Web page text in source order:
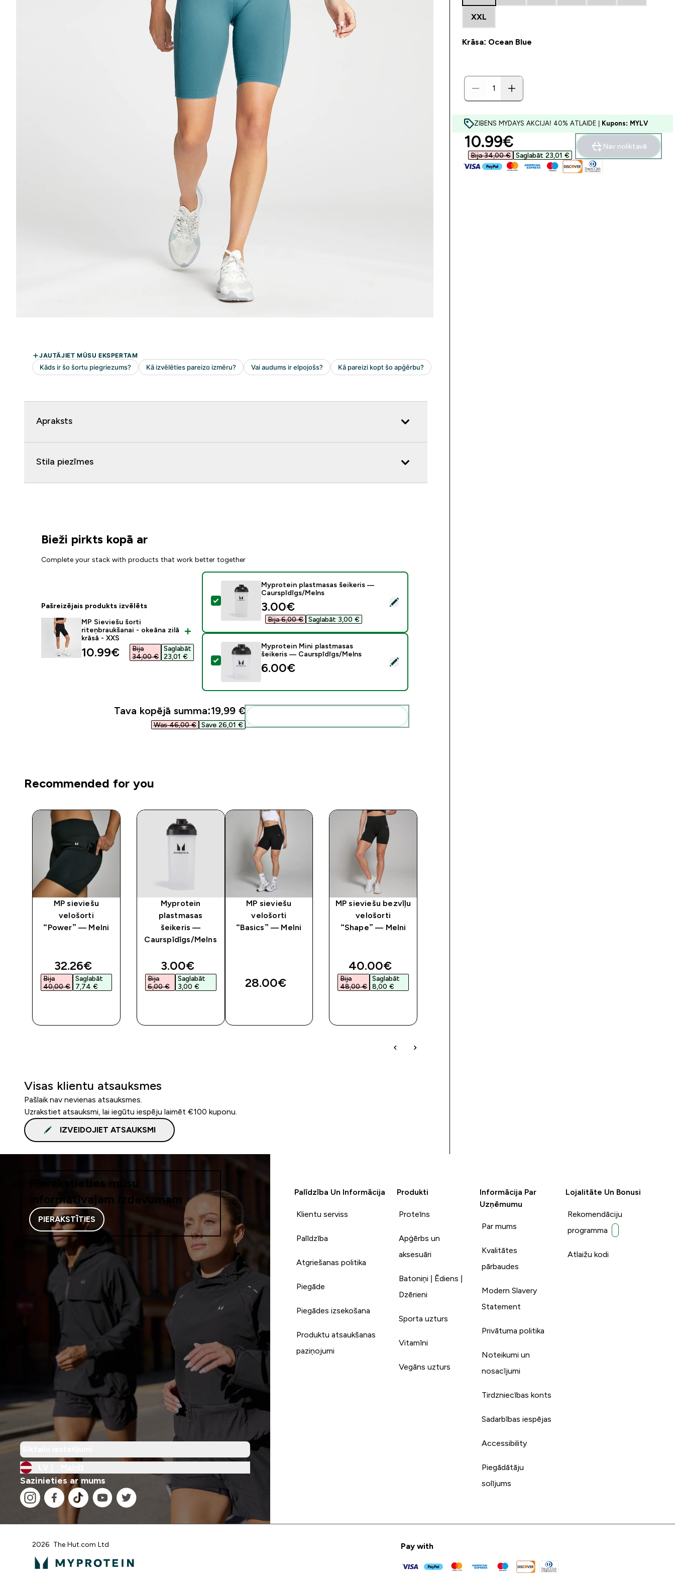
Apraksts
Stila piezīmes
Bieži pirkts kopā ar
Complete your stack with products that work better together
Pašreizējais produkts izvēlēts
MP Sieviešu šorti
riteņbraukšanai - okeāna zilā
krāsā - XXS
discounted price
10.99€‎
Bija
34,00 €‎
Saglabāt
23,01 €‎
Atlasīt šo produktu - Myprotein plastmasas šeikeris — Caurspīdīgs/Melns
Myprotein plastmasas šeikeris —
Caurspīdīgs/Melns
discounted price
3.00€‎
Bija 6,00 €‎ Saglabāt 3,00 €‎
Atlasīt šo produktu - Myprotein Mini plastmasas šeikeris — Caurspīdīgs/Melns
Myprotein Mini plastmasas
šeikeris — Caurspīdīgs/Melns
6.00€‎
Tava kopējā summa:19,99 €‎
Was 46,00 €‎ Save 26,01 €‎
Recommended for you
MP sieviešu
velošorti
“Power” — Melni
discounted price
32.26€‎
Bija
40,00 €‎
Saglabāt
7,74 €‎
Myprotein
plastmasas
šeikeris —
Caurspīdīgs/Melns
discounted price
3.00€‎
Bija
6,00 €‎
Saglabāt
3,00 €‎
MP sieviešu
velošorti
“Basics” — Melni
28.00€‎
MP sieviešu bezvīļu
velošorti
“Shape” — Melni
discounted price
40.00€‎
Bija
48,00 €‎
Saglabāt
8,00 €‎
Visas klientu atsauksmes
Pašlaik nav nevienas atsauksmes.
Uzrakstiet atsauksmi, lai iegūtu iespēju laimēt €100 kuponu.
IZVEIDOJIET ATSAUKSMI
XXL
Krāsa: Ocean Blue
ZIBENS MYDAYS AKCIJA! 40% ATLAIDE | Kupons: MYLV
discounted price
10.99€‎
Bija 34,00 €‎ Saglabāt 23,01 €‎
Nav noliktavā
Pierakstieties mūsu
informatīvajam izdevumam
PIERAKSTĪTIES
Sazinieties ar mums
Palīdzība Un Informācija
Klientu serviss
Palīdzība
Atgriešanas politika
Piegāde
Piegādes izsekošana
Produktu atsaukšanas
paziņojumi
Produkti
Proteīns
Apģērbs un
aksesuāri
Batoniņi | Ēdiens |
Dzērieni
Sporta uzturs
Vitamīni
Vegāns uzturs
Informācija Par
Uzņēmumu
Par mums
Kvalitātes
pārbaudes
Modern Slavery
Statement
Privātuma politika
Noteikumi un
nosacījumi
Tirdzniecības konts
Sadarbības iespējas
Accessibility
Piegādātāju
solījums
Lojalitāte Un Bonusi
Rekomendāciju
programma
Atlaižu kodi
2026 The Hut.com Ltd Pay with